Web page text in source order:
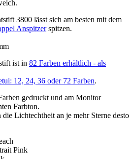
3800 lässt sich am besten mit dem
Anspitzerspitzen.
ist in 82 Farben erhältlich - als
12, 24, 36 oder 72 Farben.
gedruckt und am Monitor
Farbton.
die Lichtechtheit an je mehr Sterne desto
Pink